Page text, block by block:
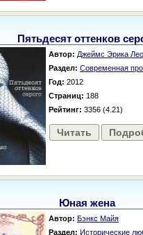
Пятьдесят оттенков
Автор: Джеймс Эрика
Раздел: Современная
Год: 2012
Страниц: 188
Рейтинг: 3356 (4.21)
Читать
Юная жена
Автор: Бэнкс Майя
Раздел: Исторические